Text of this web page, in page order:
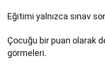
Eğitimi yalnızca sınav
Çocuğu bir puan olarak
görmeleri.